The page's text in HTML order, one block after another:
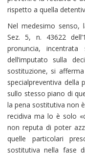
rispetto a quella
Nel medesimo senso,
Sez. 5, n. 43622
pronuncia,
dell’imputato sulla
sostituzione, si
specialpreventiva della
sullo stesso piano di
la pena sostitutiva non
recidiva ma lo è solo
non reputa di poter
quelle particolari
sostitutiva nella fase